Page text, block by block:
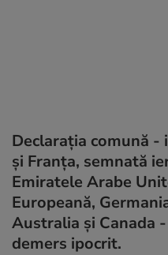
Declaraţia comună
şi Franţa, semnată
Emiratele Arabe
Europeană,
Australia şi Canada
demers ipocrit.